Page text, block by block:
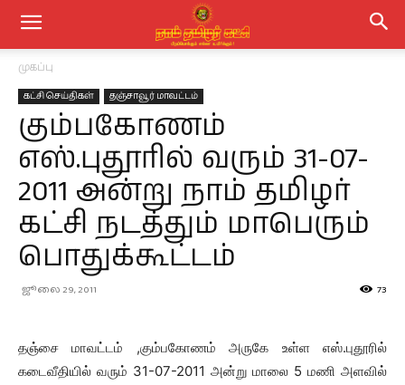
முகப்பு
கட்சி செய்திகள் தஞ்சாவூர் மாவட்டம்
கும்பகோணம்
எஸ்.புதூரில் வரும் 31-07-
2011 அன்று நாம் தமிழர்
கட்சி நடத்தும் மாபெரும்
பொதுக்கூட்டம்
ஜூலை 29, 2011 73
தஞ்சை மாவட்டம் ,கும்பகோணம் அருகே உள்ள எஸ்.புதூரில்
கடைவீதியில் வரும் 31-07-2011 அன்று மாலை 5 மணி அளவில்